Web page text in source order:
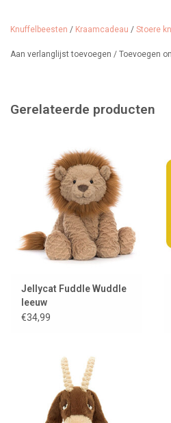
geschikt vanaf 0 maanden. Laat
grote knuffel.....
Amuseables, de bag charms en de
Knuffelbeesten / Kraamcadeau / Stoere
Aan verlanglijst toevoegen / Toevoegen
Gerelateerde producten
Jellycat Fuddle Wuddle
leeuw
€34,99